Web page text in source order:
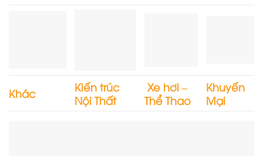
Khác
Kiến trúc
Nội Thất
Xe hơi –
Thể Thao
Khuyến
Mại